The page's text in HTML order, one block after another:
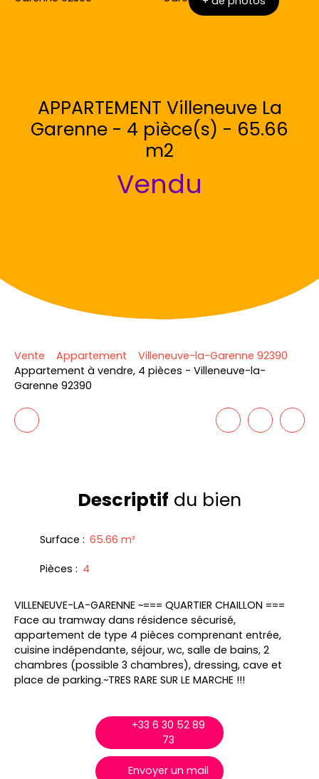
APPARTEMENT Villeneuve La
Garenne - 4 pièce(s) - 65.66
m2
Vendu
Vente Appartement
Villeneuve-la-Garenne 92390
Appartement à vendre, 4 pièces - Villeneuve-la-
Garenne 92390
Descriptif du bien
Surface : 65.66 m²
Pièces : 4
VILLENEUVE-LA-GARENNE ~=== QUARTIER CHAILLON ===
Face au tramway dans résidence sécurisé,
appartement de type 4 pièces comprenant entrée,
cuisine indépendante, séjour, wc, salle de bains, 2
chambres (possible 3 chambres), dressing, cave et
place de parking.~TRES RARE SUR LE MARCHE !!!
+33 6 30 52 89
73
Envoyer un mail